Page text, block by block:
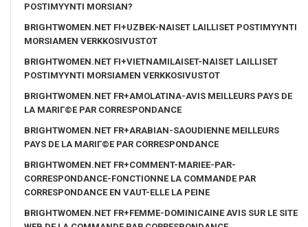
POSTIMYYNTI MORSIAN?
BRIGHTWOMEN.NET FI+UZBEK-NAISET LAILLISET POSTIMYYNTI
MORSIAMEN VERKKOSIVUSTOT
BRIGHTWOMEN.NET FI+VIETNAMILAISET-NAISET LAILLISET
POSTIMYYNTI MORSIAMEN VERKKOSIVUSTOT
BRIGHTWOMEN.NET FR+AMOLATINA-AVIS MEILLEURS PAYS DE
LA MARIГ©E PAR CORRESPONDANCE
BRIGHTWOMEN.NET FR+ARABIAN-SAOUDIENNE MEILLEURS
PAYS DE LA MARIГ©E PAR CORRESPONDANCE
BRIGHTWOMEN.NET FR+COMMENT-MARIEE-PAR-
CORRESPONDANCE-FONCTIONNE LA COMMANDE PAR
CORRESPONDANCE EN VAUT-ELLE LA PEINE
BRIGHTWOMEN.NET FR+FEMME-DOMINICAINE AVIS SUR LE SITE